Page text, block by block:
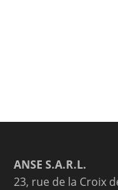
ANSE S.A.R.L.
23, rue de la Croix